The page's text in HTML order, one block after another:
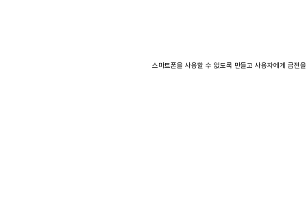
스마트폰을 사용할 수 없도록 만들고 사용자에게 금전